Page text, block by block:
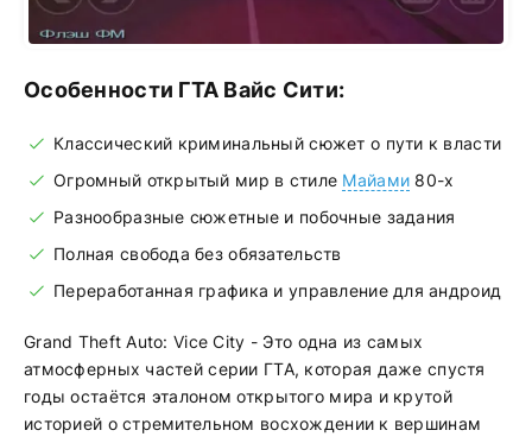
Особенности ГТА Вайс Сити:
Классический криминальный сюжет о пути к власти
Огромный открытый мир в стиле Майами 80-х
Разнообразные сюжетные и побочные задания
Полная свобода без обязательств
Переработанная графика и управление для андроид
Grand Theft Auto: Vice City - Это одна из самых
атмосферных частей серии ГТА, которая даже спустя
годы остаётся эталоном открытого мира и крутой
историей о стремительном восхождении к вершинам